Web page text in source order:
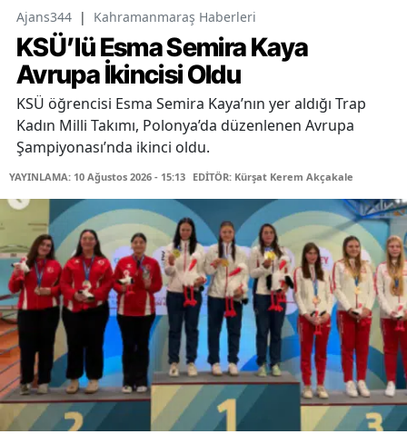
Ajans344 | Kahramanmaraş Haberleri
KSÜ’lü Esma Semira Kaya
Avrupa İkincisi Oldu
KSÜ öğrencisi Esma Semira Kaya’nın yer aldığı Trap
Kadın Milli Takımı, Polonya’da düzenlenen Avrupa
Şampiyonası’nda ikinci oldu.
YAYINLAMA: 10 Ağustos 2026 - 15:13 EDİTÖR: Kürşat Kerem Akçakale